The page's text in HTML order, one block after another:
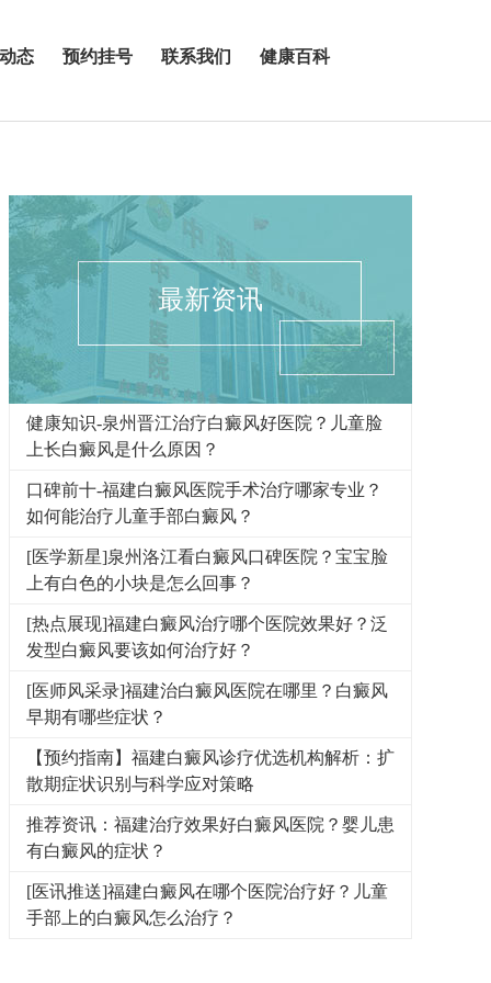
态 预约挂号 联系我们 健康百科
最新资讯
健康知识-泉州晋江治疗白癜风好医院？儿童脸
上长白癜风是什么原因？
口碑前十-福建白癜风医院手术治疗哪家专业？
如何能治疗儿童手部白癜风？
[医学新星]泉州洛江看白癜风口碑医院？宝宝脸
上有白色的小块是怎么回事？
[热点展现]福建白癜风治疗哪个医院效果好？泛
发型白癜风要该如何治疗好？
[医师风采录]福建治白癜风医院在哪里？白癜风
早期有哪些症状？
【预约指南】福建白癜风诊疗优选机构解析：扩
散期症状识别与科学应对策略
推荐资讯：福建治疗效果好白癜风医院？婴儿患
有白癜风的症状？
[医讯推送]福建白癜风在哪个医院治疗好？儿童
手部上的白癜风怎么治疗？